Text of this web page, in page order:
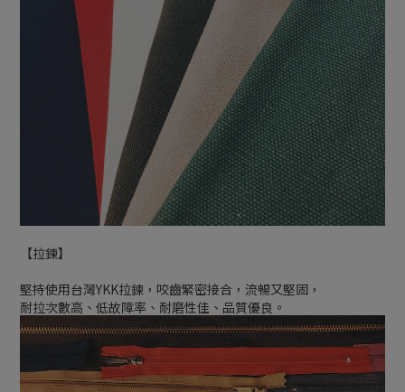
【拉鍊】
堅持使用台灣YKK拉鍊，咬齒緊密接合，流暢又堅固，
耐拉次數高、低故障率、耐磨性佳、品質優良。